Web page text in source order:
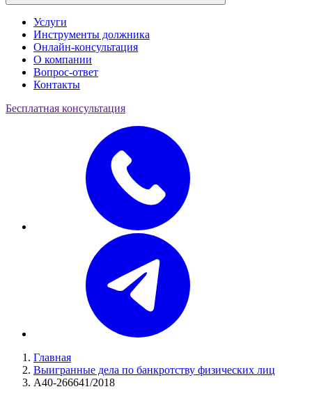
Услуги
Инструменты должника
Онлайн-консультация
О компании
Вопрос-ответ
Контакты
Бесплатная консультация
Главная
Выигранные дела по банкротству физических лиц
А40-266641/2018